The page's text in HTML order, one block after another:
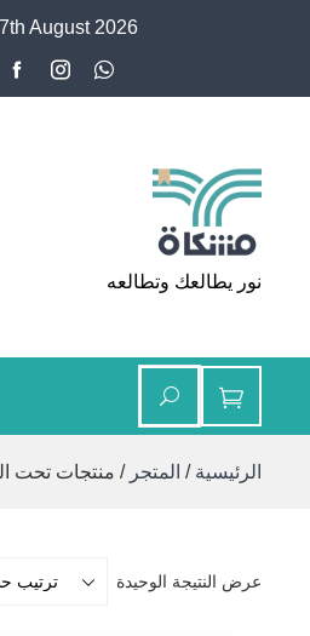
August 2026
مشكاة
نور يطالعك وتطالعه
الرئيسية / المتجر / منتجات تحت
عرض النتيجة الوحيدة